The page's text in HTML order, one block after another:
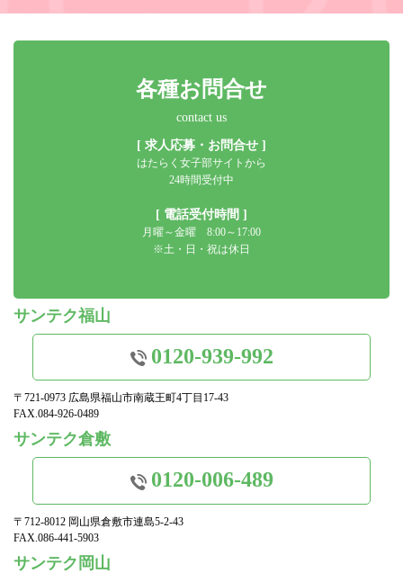
各種お問合せ
contact us
[ 求人応募・お問合せ ]
はたらく女子部サイトから
24時間受付中
[ 電話受付時間 ]
月曜～金曜 8:00～17:00
※土・日・祝は休日
サンテク福山
0120-939-992
〒721-0973 広島県福山市南蔵王町4丁目17-43
FAX.084-926-0489
サンテク倉敷
0120-006-489
〒712-8012 岡山県倉敷市連島5-2-43
FAX.086-441-5903
サンテク岡山